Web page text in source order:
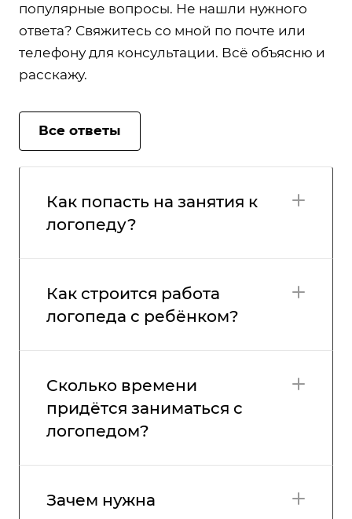
популярные вопросы. Не нашли нужного
ответа? Свяжитесь со мной по почте или
телефону для консультации. Всё объясню и
расскажу.
Все ответы
Как попасть на занятия к
логопеду?
Как строится работа
логопеда с ребёнком?
Сколько времени
придётся заниматься с
логопедом?
Зачем нужна